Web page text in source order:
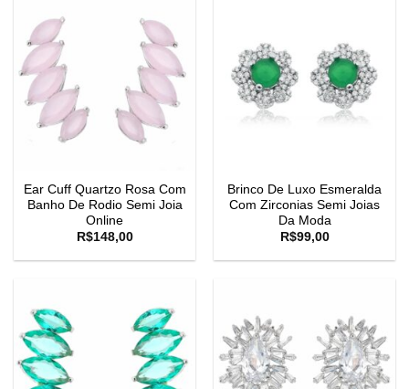
Ear Cuff Quartzo Rosa Com
Banho De Rodio Semi Joia
Online
R$148,00
Brinco De Luxo Esmeralda
Com Zirconias Semi Joias
Da Moda
R$99,00